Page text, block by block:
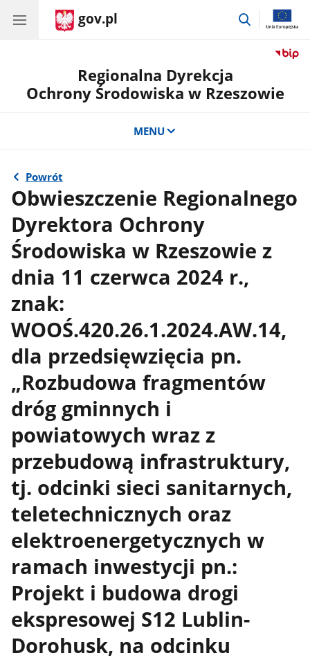
gov.pl
przejdź
Regionalna Dyrekcja
Ochrony Środowiska w Rzeszowie
MENU
Powrót
Obwieszczenie Regionalnego
Dyrektora Ochrony
Środowiska w Rzeszowie z
dnia 11 czerwca 2024 r.,
znak:
WOOŚ.420.26.1.2024.AW.14,
dla przedsięwzięcia pn.
„Rozbudowa fragmentów
dróg gminnych i
powiatowych wraz z
przebudową infrastruktury,
tj. odcinki sieci sanitarnych,
teletechnicznych oraz
elektroenergetycznych w
ramach inwestycji pn.:
Projekt i budowa drogi
ekspresowej S12 Lublin-
Dorohusk, na odcinku